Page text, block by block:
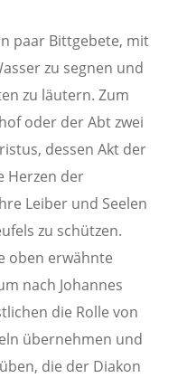
paar Bittgebete, mit
zu segnen und
zu läutern. Zum
oder der Abt zwei
dessen Akt der
Herzen der
Leiber und Seelen
zu schützen.
oben erwähnte
nach Johannes
die Rolle von
übernehmen und
die der Diakon